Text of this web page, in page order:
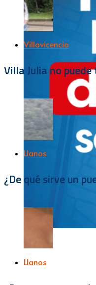
Villavicencio
Villa Julia no
Llanos
¿De qué sirve un
Llanos